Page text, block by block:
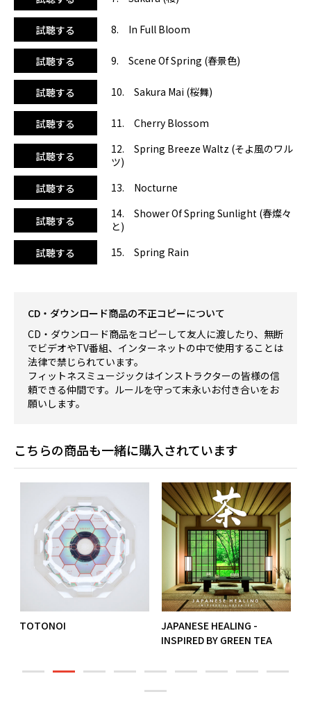
トによる“桜音”をお楽しみください。シニアの方が多く集ま
るクラスでは特に、喜ばれるかと思います。
試聴する 8. In Full Bloom
試聴する 9. Scene Of Spring (春景色)
試聴する 10. Sakura Mai (桜舞)
試聴する 11. Cherry Blossom
試聴する
12. Spring Breeze Waltz (そよ風のワル
ツ)
試聴する
13. Nocturne
試聴する
14. Shower Of Spring Sunlight (春燦々
と)
試聴する
15. Spring Rain
CD・ダウンロード商品の不正コピーについて
CD・ダウンロード商品をコピーして友人に渡したり、無断
でビデオやTV番組、インターネットの中で使用することは
法律で禁じられています。
フィットネスミュージックはインストラクターの皆様の信
頼できる仲間です。ルールを守って末永いお付き合いをお
願いします。
こちらの商品も一緒に購入されています
TOTONOI
JAPANESE HEALING -
INSPIRED BY GREEN TEA